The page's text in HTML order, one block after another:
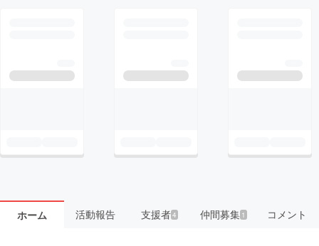
ホーム 活動報告 支援者4 仲間募集 1 コメント